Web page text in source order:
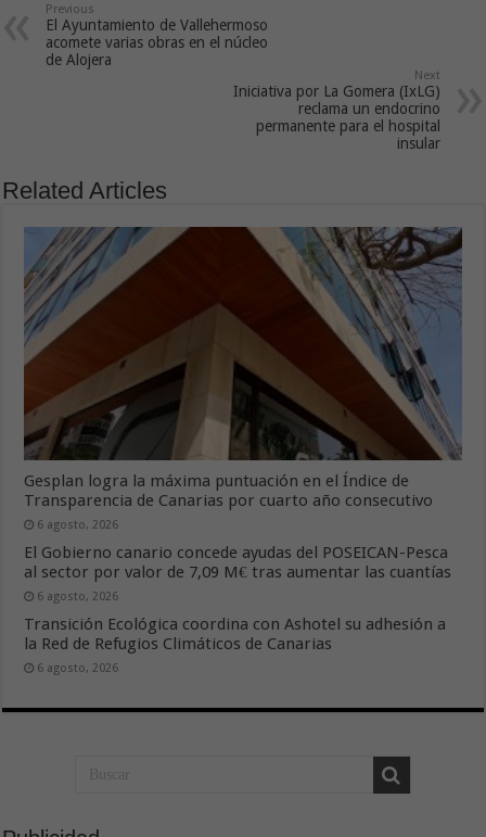
Previous
El Ayuntamiento de Vallehermoso
acomete varias obras en el núcleo
de Alojera
Next
Iniciativa por La Gomera (IxLG)
reclama un endocrino
permanente para el hospital
insular
Related Articles
Gesplan logra la máxima puntuación en el Índice de
Transparencia de Canarias por cuarto año consecutivo
6 agosto, 2026
El Gobierno canario concede ayudas del POSEICAN-Pesca
al sector por valor de 7,09 M€ tras aumentar las cuantías
6 agosto, 2026
Transición Ecológica coordina con Ashotel su adhesión a
la Red de Refugios Climáticos de Canarias
6 agosto, 2026